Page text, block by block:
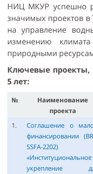
НИЦ МКУР успешно
значимых проектов в
на управление
изменению
природными
Ключевые
5 лет:
№
Наименование
проекта
1.
Соглашение о
финансировании
SSFA-2202)
«Институциональное
укрепление